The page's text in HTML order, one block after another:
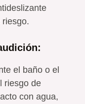
el baño o el
riesgo de
con agua,